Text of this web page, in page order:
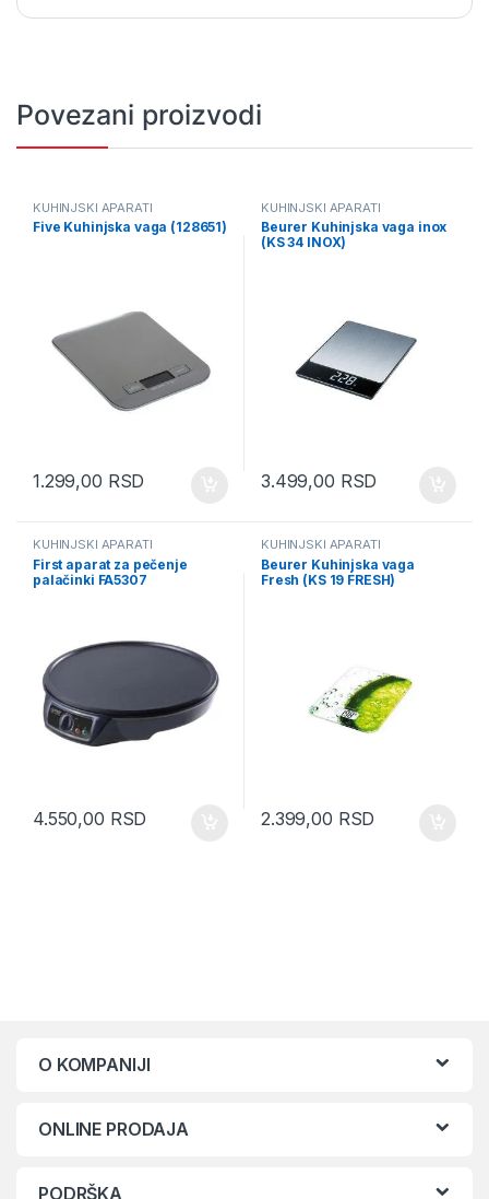
Povezani proizvodi
KUHINJSKI APARATI
Five Kuhinjska vaga (128651)
1.299,00 RSD
KUHINJSKI APARATI
Beurer Kuhinjska vaga inox
(KS 34 INOX)
3.499,00 RSD
KUHINJSKI APARATI
First aparat za pečenje
palačinki FA5307
4.550,00 RSD
KUHINJSKI APARATI
Beurer Kuhinjska vaga
Fresh (KS 19 FRESH)
2.399,00 RSD
O KOMPANIJI
ONLINE PRODAJA
PODRŠKA